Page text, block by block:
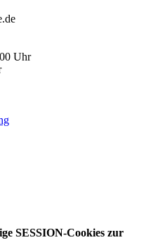
Uhr
SESSION-Cookies zur